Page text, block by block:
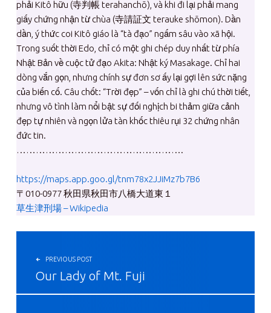
phải Kitô hữu (寺判帳 terahanchō), và khi đi lại phải mang
giấy chứng nhận từ chùa (寺請証文 terauke shōmon). Dần
dần, ý thức coi Kitô giáo là “tà đạo” ngấm sâu vào xã hội.
Trong suốt thời Edo, chỉ có một ghi chép duy nhất từ phía
Nhật Bản về cuộc tử đạo Akita: Nhật ký Masakage. Chỉ hai
dòng vắn gọn, nhưng chính sự đơn sơ ấy lại gợi lên sức nặng
của biến cố. Câu chốt: “Trời đẹp” – vốn chỉ là ghi chú thời tiết,
nhưng vô tình làm nổi bật sự đối nghịch bi thảm giữa cảnh
đẹp tự nhiên và ngọn lửa tàn khốc thiêu rụi 32 chứng nhân
đức tin.
…………………………………………….
https://maps.app.goo.gl/tnm78x2JJiMz7b7B6
〒010-0977 秋田県秋田市八橋大道東１
草生津刑場 – Wikipedia
投稿ナビゲーション
PREVIOUS POST
Our Lady of Mt. Fuji